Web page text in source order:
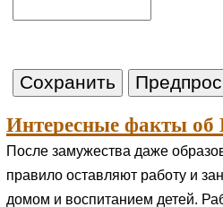
Интересные факты
После замужества даже
правило оставляют работу и
домом и воспитанием детей.